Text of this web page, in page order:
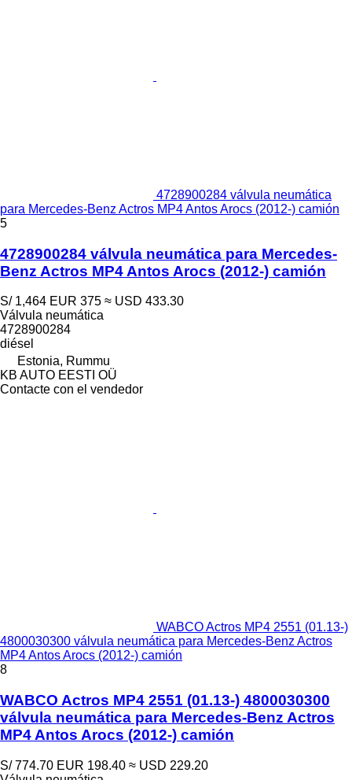
4728900284 válvula neumática
para Mercedes-Benz Actros MP4 Antos Arocs (2012-) camión
5
4728900284 válvula neumática para Mercedes-
Benz Actros MP4 Antos Arocs (2012-) camión
S/ 1,464 EUR 375 ≈ USD 433.30
Válvula neumática
4728900284
diésel
Estonia, Rummu
KB AUTO EESTI OÜ
Contacte con el vendedor
WABCO Actros MP4 2551 (01.13-)
4800030300 válvula neumática para Mercedes-Benz Actros
MP4 Antos Arocs (2012-) camión
8
WABCO Actros MP4 2551 (01.13-) 4800030300
válvula neumática para Mercedes-Benz Actros
MP4 Antos Arocs (2012-) camión
S/ 774.70 EUR 198.40 ≈ USD 229.20